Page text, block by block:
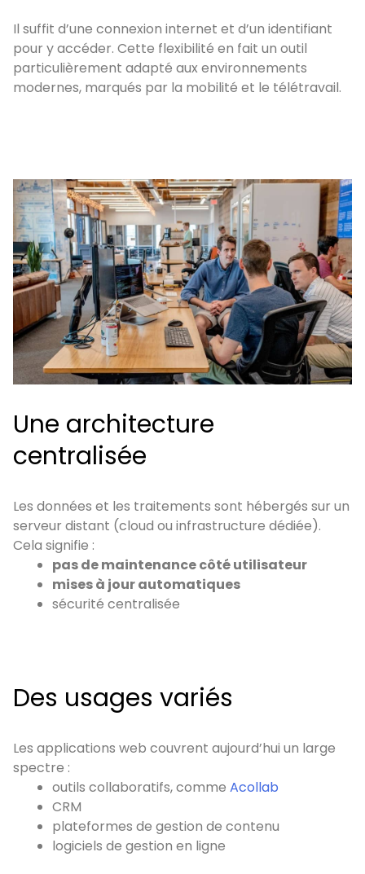
Il suffit d’une connexion internet et d’un identifiant
pour y accéder. Cette flexibilité en fait un outil
particulièrement adapté aux environnements
modernes, marqués par la mobilité et le télétravail.
Une architecture
centralisée
Les données et les traitements sont hébergés sur un
serveur distant (cloud ou infrastructure dédiée).
Cela signifie :
pas de maintenance côté utilisateur
mises à jour automatiques
sécurité centralisée
Des usages variés
Les applications web couvrent aujourd’hui un large
spectre :
outils collaboratifs, comme Acollab
CRM
plateformes de gestion de contenu
logiciels de gestion en ligne